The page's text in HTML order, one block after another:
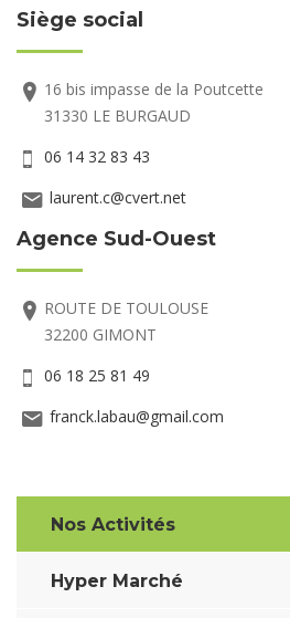
Siège social
16 bis impasse de la Poutcette
31330 LE BURGAUD
06 14 32 83 43
laurent.c@cvert.net
Agence Sud-Ouest
ROUTE DE TOULOUSE
32200 GIMONT
06 18 25 81 49
franck.labau@gmail.com
Nos Activités
Hyper Marché